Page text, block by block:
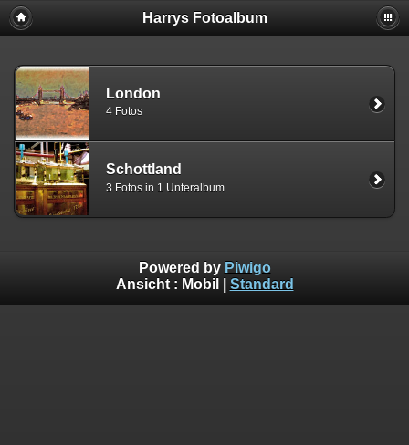
Harrys Fotoalbum
London
4 Fotos
Schottland
3 Fotos in 1 Unteralbum
Powered by Piwigo
Ansicht : Mobil Standard